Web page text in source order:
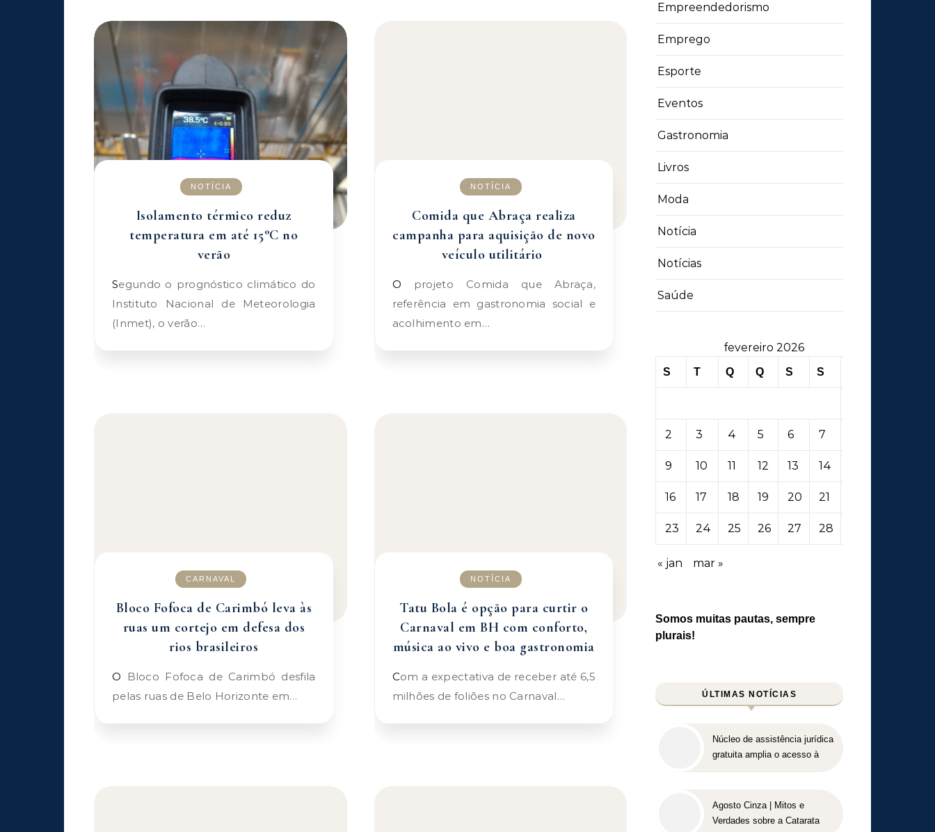
NOTÍCIA
Isolamento térmico reduz
temperatura em até 15°C no
verão
Segundo o prognóstico climático do
Instituto Nacional de Meteorologia
(Inmet), o verão…
NOTÍCIA
Comida que Abraça realiza
campanha para aquisição de novo
veículo utilitário
O projeto Comida que Abraça,
referência em gastronomia social e
acolhimento em…
CARNAVAL
Bloco Fofoca de Carimbó leva às
ruas um cortejo em defesa dos
rios brasileiros
O Bloco Fofoca de Carimbó desfila
pelas ruas de Belo Horizonte em…
NOTÍCIA
Tatu Bola é opção para curtir o
Carnaval em BH com conforto,
música ao vivo e boa gastronomia
Com a expectativa de receber até 6,5
milhões de foliões no Carnaval…
Empreendedorismo
Emprego
Esporte
Eventos
Gastronomia
Livros
Moda
Notícia
Notícias
Saúde
fevereiro 2026
S T Q Q S S
2 3 4 5 6 7
9 10 11 12 13 14
16 17 18 19 20 21
23 24 25 26 27 28
« jan mar »
Somos muitas pautas, sempre
plurais!
ÚLTIMAS NOTÍCIAS
Núcleo de assistência jurídica
gratuita amplia o acesso à
Agosto Cinza | Mitos e
Verdades sobre a Catarata